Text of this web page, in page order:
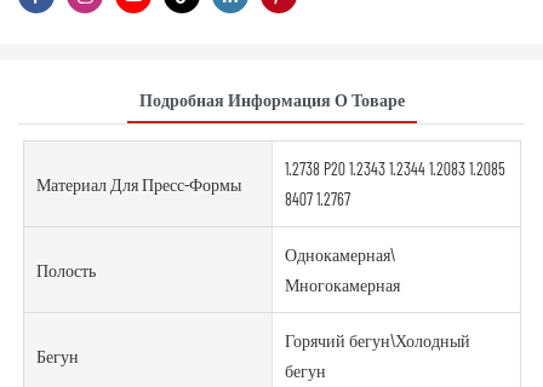
Подробная Информация О Товаре
Материал Для Пресс-Формы
1.2738 P20 1.2343 1.2344 1.2083 1.2085
8407 1.2767
Полость
Однокамерная\
Многокамерная
Бегун
Горячий бегун\Холодный
бегун